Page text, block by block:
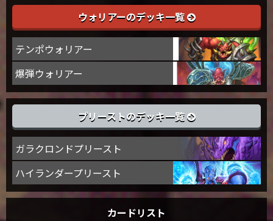
ウォリアーのデッキ一覧
テンポウォリアー
爆弾ウォリアー
プリーストのデッキ一覧
ガラクロンドプリースト
ハイランダープリースト
カードリスト